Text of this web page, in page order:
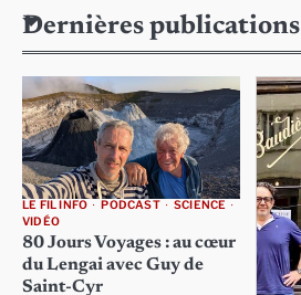
Dernières publications
LE FIL INFO PODCAST
SCIENCE
VIDÉO
80 Jours Voyages : au cœur
du Lengai avec Guy de
Saint-Cyr